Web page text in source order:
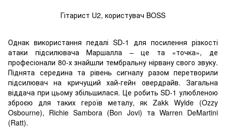
Гітарист U2, користувач BOSS
Однак використання педалі SD-1 для посилення різкості
атаки підсилювача Маршалла – це та «точка», де
професіонали 80-х знайшли тембральну нірвану свого звуку.
Піднята середина та рівень сигналу разом перетворили
підсилювач на кричущий хай-гейн овердрайв. Загальна
віддача при цьому збільшилася. Це робить SD-1 улюбленою
зброєю для таких героїв металу, як Zakk Wylde (Ozzy
Osbourne), Richie Sambora (Bon Jovi) та Warren DeMartini
(Ratt).